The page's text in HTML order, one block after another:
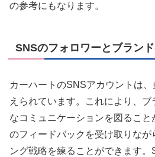
の参考にもなります。
SNSのフォロワーとブラン
カーハートのSNSアカウントは
えられています。これにより、
なコミュニケーションを図るこ
のフィードバックを受け取りなが
ング戦略を練ることができます。